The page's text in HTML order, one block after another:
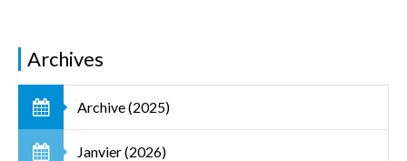
Archives
Archive (2025)
Janvier (2026)